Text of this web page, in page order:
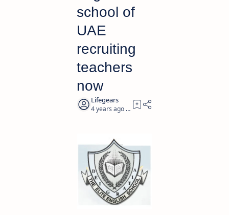
school of
UAE
recruiting
teachers
now
4 years ago 2